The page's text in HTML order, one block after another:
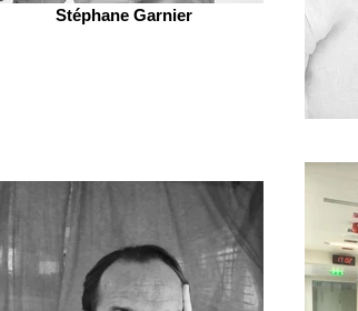
Stéphane Garnier